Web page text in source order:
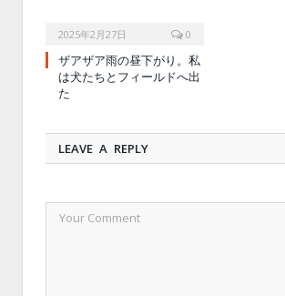
2025年2月27日 0
ザアザア雨の昼下がり。私
は犬たちとフィールドへ出
た
LEAVE A REPLY